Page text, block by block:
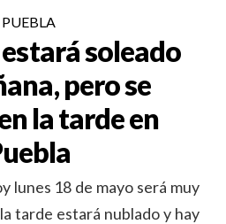
PUEBLA
soleado
pero se
la tarde en
lunes 18 de mayo será muy
tarde estará nublado y hay